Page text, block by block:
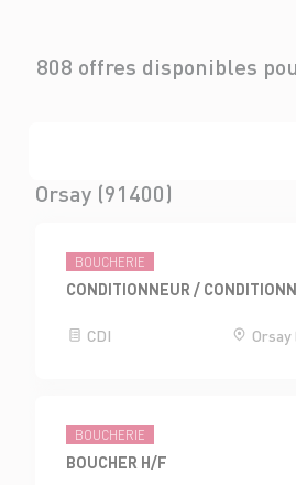
808 offres disponibles
Orsay (91400)
BOUCHERIE
CONDITIONNEUR /
CDI Orsay
BOUCHERIE
BOUCHER H/F